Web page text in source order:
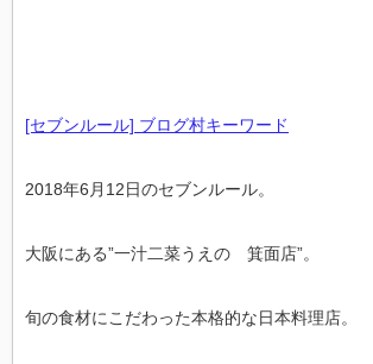
[セブンルール] ブログ村キーワード
2018年6月12日のセブンルール。
大阪にある”一汁二菜うえの 箕面店”。
旬の食材にこだわった本格的な日本料理店。